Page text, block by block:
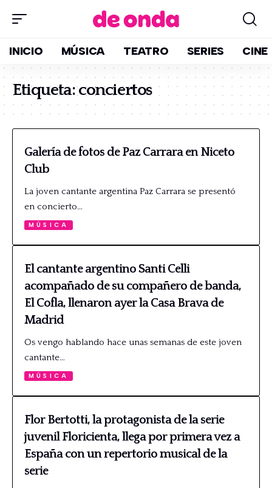
INICIO MÚSICA TEATRO SERIES CINE
Etiqueta:conciertos
Galería de fotos de Paz Carrara en Niceto
Club
La joven cantante argentina Paz Carrara se presentó
en concierto…
MÚSICA
El cantante argentino Santi Celli
acompañado de su compañero de banda,
El Cofla, llenaron ayer la Casa Brava de
Madrid
Os vengo hablando hace unas semanas de este joven
cantante…
MÚSICA
Flor Bertotti, la protagonista de la serie
juvenil Floricienta, llega por primera vez a
España con un repertorio musical de la
serie